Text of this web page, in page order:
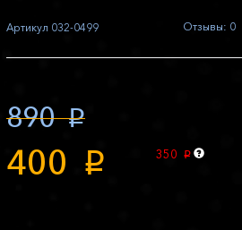
Артикул 032-0499 Отзывы: 0
890 p
400 p 350 p